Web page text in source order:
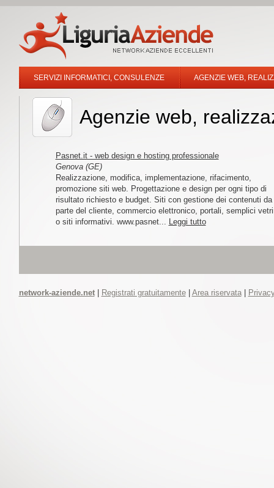
SERVIZI INFORMATICI, CONSULENZE AGENZIE WEB,
Agenzie web,
Pasnet.it - web design e hosting professionale
Genova (GE)
Realizzazione, modifica, implementazione, rifacimento,
promozione siti web. Progettazione e design per ogni tipo di
risultato richiesto e budget. Siti con gestione dei contenuti da
parte del cliente, commercio elettronico, portali, semplici
o siti informativi. www.pasnet... Leggi tutto
network-aziende.net| Registrati gratuitamente| Area riservata|